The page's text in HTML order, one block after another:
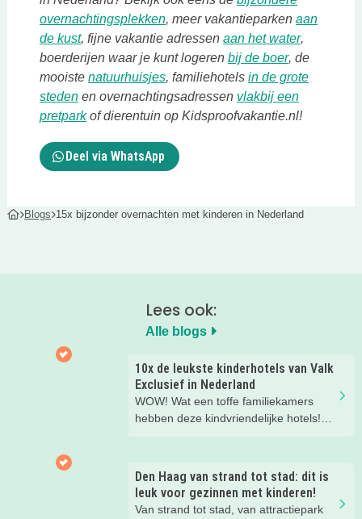
overnachtingsplekkenDeze link opent in een nieuwe tab
, meer vakantieparken aan
de kustDeze link opent in een nieuwe tab
, fijne vakantie adressen aan het waterDeze link
,
boerderijen waar je kunt logeren bij de boerDeze link
, de
mooiste natuurhuisjesDeze link opent in een nieuwe tab
, familiehotels in de grote
stedenDeze link opent in een nieuwe tab
en overnachtingsadressen vlakbij een
pretparkDeze link opent in een nieuwe tab
of dierentuin op Kidsproofvakantie.nl!
Deel via WhatsApp
Blogs 15x bijzonder overnachten met kinderen in Nederland
Lees ook:
Alle blogs
10x de leukste kinderhotels van Valk
Exclusief in Nederland
WOW! Wat een toffe familiekamers
hebben deze kindvriendelijke hotels!
kinderhotels van Valk Exclusief en
boek een heerlijk nachtje weg met je
kind(eren).
Den Haag van strand tot stad: dit is
leuk voor gezinnen met kinderen!
Van strand tot stad, van attractiepark